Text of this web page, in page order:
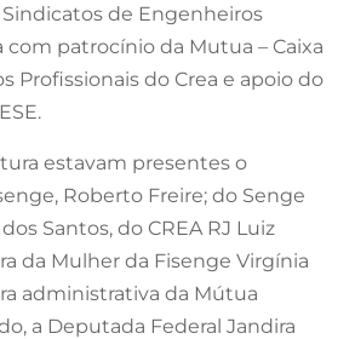
de Engenheiros
com patrocínio da Mutua – Caixa
Profissionais do Crea e apoio do
estavam presentes o
Roberto Freire; do Senge
Santos, do CREA RJ Luiz
da Mulher da Fisenge Virgínia
administrativa da Mútua
a Deputada Federal Jandira